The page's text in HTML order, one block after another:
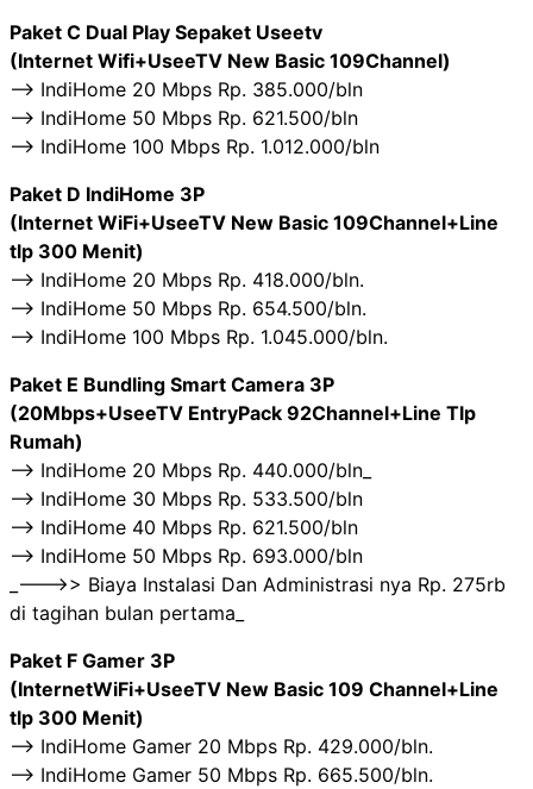
Paket C Dual Play Sepaket Useetv
(Internet Wifi+UseeTV New Basic 109Channel)
——> IndiHome 20 Mbps Rp. 385.000/bln
——> IndiHome 50 Mbps Rp. 621.500/bln
——> IndiHome 100 Mbps Rp. 1.012.000/bln
Paket D IndiHome 3P
(Internet WiFi+UseeTV New Basic 109Channel+Line
tlp 300 Menit)
——> IndiHome 20 Mbps Rp. 418.000/bln.
——> IndiHome 50 Mbps Rp. 654.500/bln.
——> IndiHome 100 Mbps Rp. 1.045.000/bln.
Paket E Bundling Smart Camera 3P
(20Mbps+UseeTV EntryPack 92Channel+Line Tlp
Rumah)
——> IndiHome 20 Mbps Rp. 440.000/bln_
——> IndiHome 30 Mbps Rp. 533.500/bln
——> IndiHome 40 Mbps Rp. 621.500/bln
——> IndiHome 50 Mbps Rp. 693.000/bln
_———>> Biaya Instalasi Dan Administrasi nya Rp. 275rb
di tagihan bulan pertama_
Paket F Gamer 3P
(InternetWiFi+UseeTV New Basic 109 Channel+Line
tlp 300 Menit)
——> IndiHome Gamer 20 Mbps Rp. 429.000/bln.
——> IndiHome Gamer 50 Mbps Rp. 665.500/bln.